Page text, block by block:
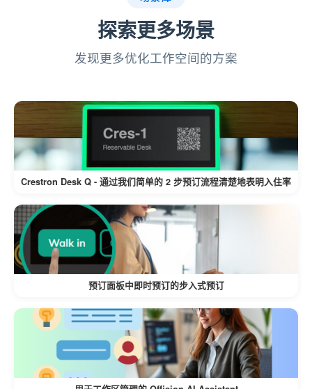
控制必填字段可确保捕获关键信息。
简化的登机手续
亭或由接待员完成，确保为访客提供便
利。
根据所选访问目的自动呈现调查，减少
人工干预。
轻松将调查记录导出到 Excel 中以进行
分析和报告。
高效的调查管理
用户可以轻松添加、禁用或修改调查。
可以将新问题添加到现有调查中，而不
会中断以前收集的数据。
探索更多场景
发现更多优化工作空间的方案
Crestron Desk Q - 通过我们简单的 2 步预订流程清楚地表明入住率
预订面板中即时预订的步入式预订